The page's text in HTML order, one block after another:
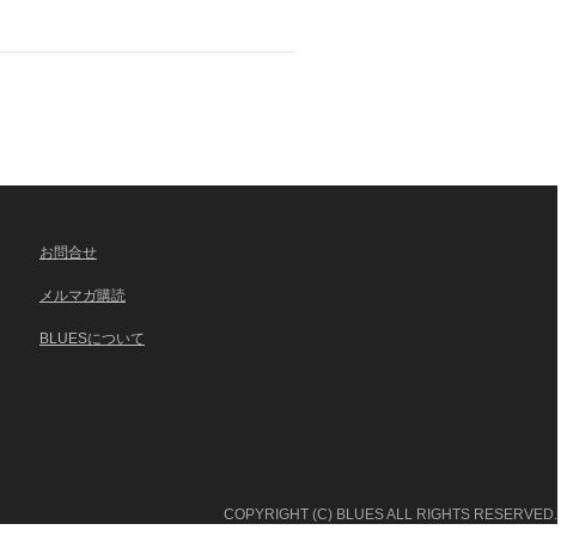
お問合せ
メルマガ購読
BLUESについて
COPYRIGHT (C) BLUES ALL RIGHTS RESERVED.